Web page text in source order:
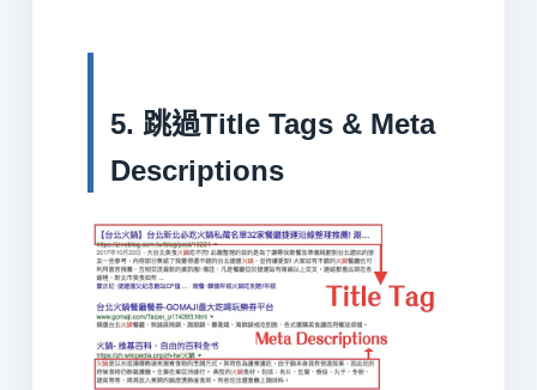
5. 跳過Title Tags & Meta
Descriptions